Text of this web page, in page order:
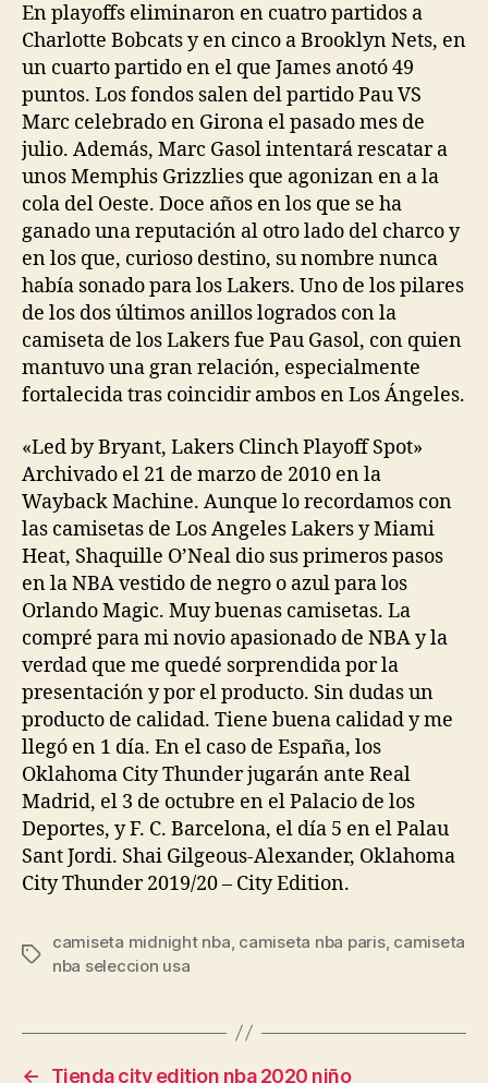
En playoffs eliminaron en cuatro partidos a
Charlotte Bobcats y en cinco a Brooklyn Nets, en
un cuarto partido en el que James anotó 49
puntos. Los fondos salen del partido Pau VS
Marc celebrado en Girona el pasado mes de
julio. Además, Marc Gasol intentará rescatar a
unos Memphis Grizzlies que agonizan en a la
cola del Oeste. Doce años en los que se ha
ganado una reputación al otro lado del charco y
en los que, curioso destino, su nombre nunca
había sonado para los Lakers. Uno de los pilares
de los dos últimos anillos logrados con la
camiseta de los Lakers fue Pau Gasol, con quien
mantuvo una gran relación, especialmente
fortalecida tras coincidir ambos en Los Ángeles.
«Led by Bryant, Lakers Clinch Playoff Spot»
Archivado el 21 de marzo de 2010 en la
Wayback Machine. Aunque lo recordamos con
las camisetas de Los Angeles Lakers y Miami
Heat, Shaquille O’Neal dio sus primeros pasos
en la NBA vestido de negro o azul para los
Orlando Magic. Muy buenas camisetas. La
compré para mi novio apasionado de NBA y la
verdad que me quedé sorprendida por la
presentación y por el producto. Sin dudas un
producto de calidad. Tiene buena calidad y me
llegó en 1 día. En el caso de España, los
Oklahoma City Thunder jugarán ante Real
Madrid, el 3 de octubre en el Palacio de los
Deportes, y F. C. Barcelona, el día 5 en el Palau
Sant Jordi. Shai Gilgeous-Alexander, Oklahoma
City Thunder 2019/20 – City Edition.
Etiquetas
camiseta midnight nba, camiseta nba paris, camiseta
nba seleccion usa
← Tienda city edition nba 2020 niño